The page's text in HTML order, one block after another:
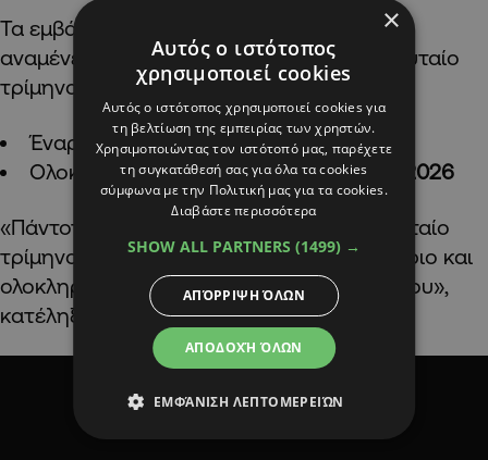
Τα εμβάσματα προς τους δικαιούχους
αναμένεται να καταβληθούν κατά το τελευταίο
τρίμηνο του έτους.
Έναρξη πληρωμών:Οκτώβριος 2026
Ολοκλήρωση πληρωμών:Δεκέμβριος 2026
«Πάντοτε τα εμβάσματα γίνονται το τελευταίο
τρίμηνο του χρόνου. Ξεκινούν τον Οκτώβριο και
ολοκληρώνονται μέχρι το τέλος Δεκεμβρίου»,
κατέληξε η κ. Ταραμίδου.
×
Αυτός ο ιστότοπος
χρησιμοποιεί cookies
Αυτός ο ιστότοπος χρησιμοποιεί cookies για
τη βελτίωση της εμπειρίας των χρηστών.
Χρησιμοποιώντας τον ιστότοπό μας, παρέχετε
τη συγκατάθεσή σας για όλα τα cookies
σύμφωνα με την Πολιτική μας για τα cookies.
Διαβάστε περισσότερα
SHOW ALL PARTNERS (1499) →
ΑΠΟΔΟΧΉ ΌΛΩΝ
ΑΠΌΡΡΙΨΗ ΌΛΩΝ
ΕΜΦΆΝΙΣΗ ΛΕΠΤΟΜΕΡΕΙΏΝ